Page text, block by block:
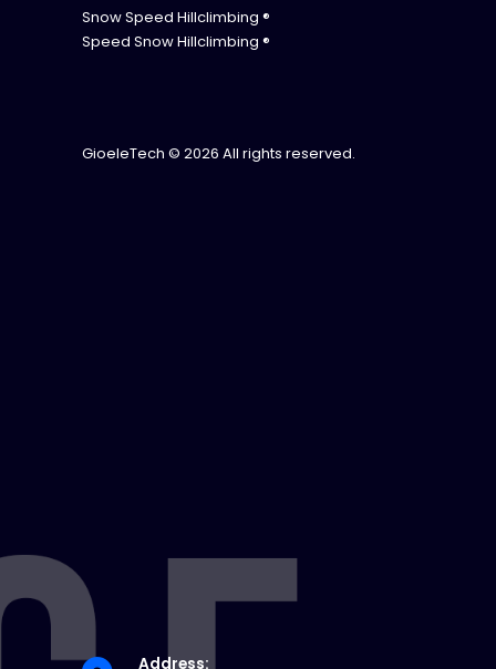
Snow Speed Hillclimbing ®
Speed Snow Hillclimbing ®
GioeleTech © 2026 All rights reserved.
Address: